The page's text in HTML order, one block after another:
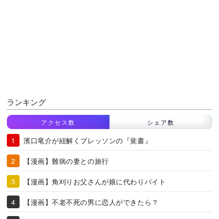
ランキング
アクセス数 シェア数
濱口竜介が紐解くブレッソンの『覚書』
【漫画】難病の妻との旅行
【漫画】角刈りお父さんが娘に代わりバイト
【漫画】不老不死の男に恋人ができたら？